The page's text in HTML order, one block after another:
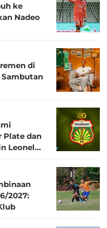
ke
Nadeo
di
Sambutan
Plate dan
2027: